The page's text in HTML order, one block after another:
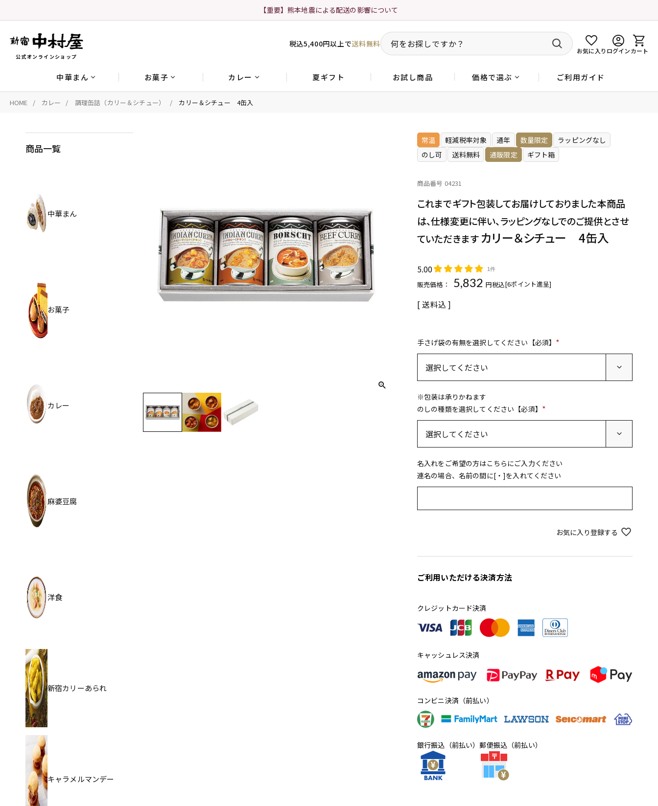
【重要】熊本地震による配送の影響について
公式オンラインショップ
税込5,400円以上で送料無料
お気に入りログインカート
中華まん お菓子 カレー 夏ギフト お試し商品 価格で選ぶ ご利用ガイド
HOME カレー 調理缶詰（カリー＆シチュー） カリー＆シチュー 4缶入
商品一覧
中華まん
お菓子
カレー
麻婆豆腐
洋食
新宿カリーあられ
キャラメルマンデー
常温 軽減税率対象 通年 数量限定
ラッピングなし
のし可
送料無料 通販限定 ギフト箱
商品番号 04231
これまでギフト包装してお届けしておりました本商品
は、仕様変更に伴い、ラッピングなしでのご提供とさせ
ていただきます カリー＆シチュー 4缶入
5.00 1件
販売価格： 5,832 税込[6ポイント進呈]
送料込
手さげ袋の有無を選択してください【必須】
(
※包装は承りかねます
のしの種類を選択してください【必須】
(
名入れをご希望の方はこちらにご入力ください
連名の場合、名前の間に[・]を入れてください
お気に入り登録する
ご利用いただける決済方法
クレジットカード決済
キャッシュレス決済
コンビニ決済（前払い）
銀行振込（前払い）郵便振込（前払い）